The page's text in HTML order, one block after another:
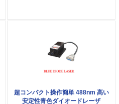
超コンパクト操作簡単 488nm 高い
安定性青色ダイオードレーザ